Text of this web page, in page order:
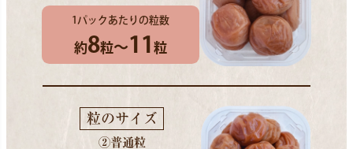
1パックあたりの粒数
約8粒～11粒
粒のサイズ
②普通粒